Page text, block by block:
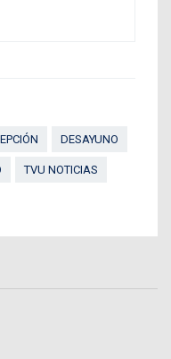
DESAYUNO
TVU NOTICIAS